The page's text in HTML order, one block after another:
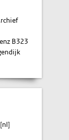
B323